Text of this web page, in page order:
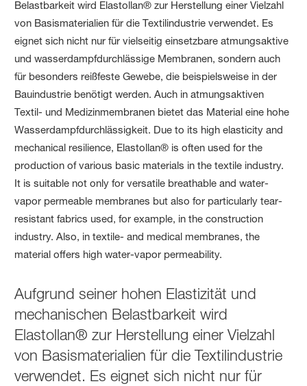
Aufgrund seiner hohen Elastizität und
mechanischen Belastbarkeit wird
Elastollan® zur Herstellung einer Vielzahl
von Basismaterialien für die Textilindustrie
verwendet. Es eignet sich nicht nur für